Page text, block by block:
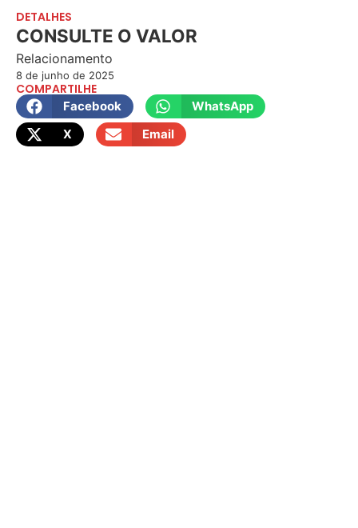
DETALHES
CONSULTE O VALOR
Relacionamento
8 de junho de 2025
COMPARTILHE
Facebook
WhatsApp
X
Email